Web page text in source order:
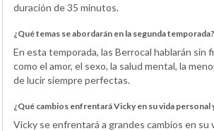
duración de 35 minutos.
¿Qué temas se abordarán en la segunda temporada?
En esta temporada, las Berrocal hablarán sin
como el amor, el sexo, la salud mental, la
de lucir siempre perfectas.
¿Qué cambios enfrentará Vicky en su vida personal
Vicky se enfrentará a grandes cambios en su